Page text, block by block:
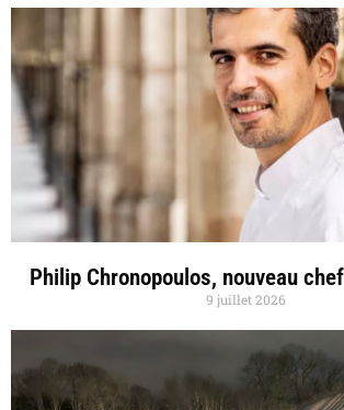
Philip Chronopoulos, nouveau
9 juillet 2026